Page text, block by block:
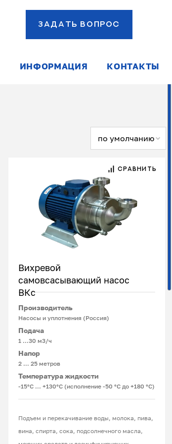
ЗАДАТЬ ВОПРОС
ИНФОРМАЦИЯ КОНТАКТЫ
по умолчанию
СРАВНИТЬ
Вихревой
самовсасывающий насос
ВКс
Производитель
Насосы и уплотнения (Россия)
Подача
1 …30 м3/ч
Напор
2 … 25 метров
Температура жидкости
-15°С ... +130°С (исполнение -50 °С до +180 °С)
Подъем и перекачивание воды, молока, пива,
вина, спирта, сока, подсолнечного масла,